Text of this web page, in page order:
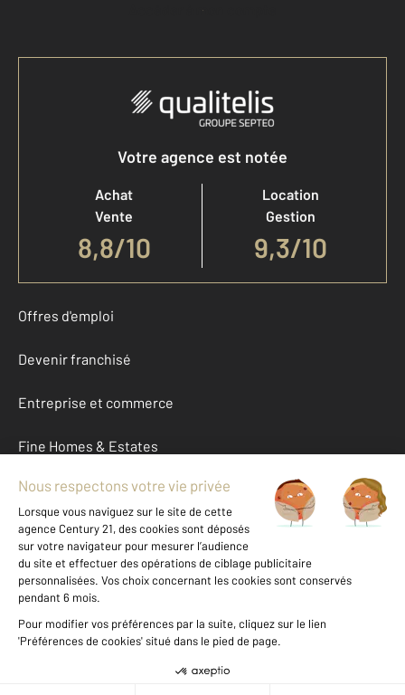
Accéder à mon compte
Votre agence est notée
Achat
Vente
8,8/10
Location
Gestion
9,3/10
Offres d'emploi
Devenir franchisé
Entreprise et commerce
Fine Homes & Estates
À propos
International
Nous contacter
Données personnelles